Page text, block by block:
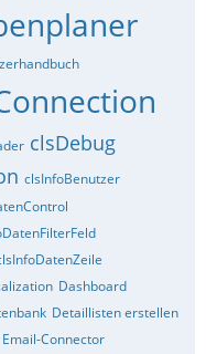
clsDebug
clsInfoBenutzer
Dashboard
Detaillisten erstellen
Email-Connector